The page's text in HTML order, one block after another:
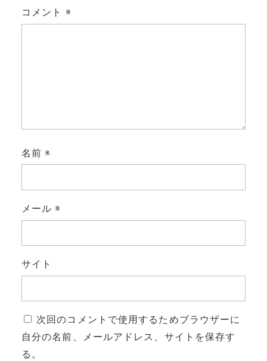
コメント ※
名前※
メール※
サイト
次回のコメントで使用するためブラウザーに
自分の名前、メールアドレス、サイトを保存す
る。